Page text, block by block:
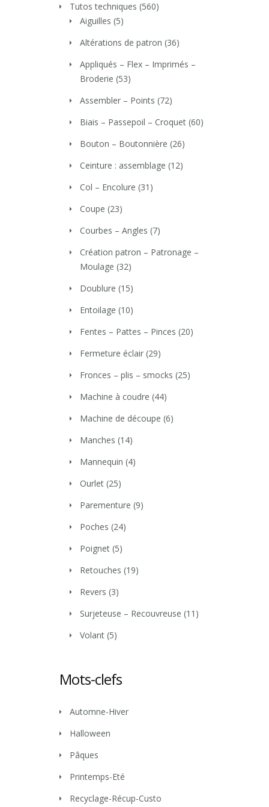
Tutos techniques (560)
Aiguilles (5)
Altérations de patron (36)
Appliqués – Flex – Imprimés –
Broderie (53)
Assembler – Points (72)
Biais – Passepoil – Croquet (60)
Bouton – Boutonnière (26)
Ceinture : assemblage (12)
Col – Encolure (31)
Coupe (23)
Courbes – Angles (7)
Création patron – Patronage –
Moulage (32)
Doublure (15)
Entoilage (10)
Fentes – Pattes – Pinces (20)
Fermeture éclair (29)
Fronces – plis – smocks (25)
Machine à coudre (44)
Machine de découpe (6)
Manches (14)
Mannequin (4)
Ourlet (25)
Parementure (9)
Poches (24)
Poignet (5)
Retouches (19)
Revers (3)
Surjeteuse – Recouvreuse (11)
Volant (5)
Mots-clefs
Automne-Hiver
Halloween
Pâques
Printemps-Eté
Recyclage-Récup-Custo